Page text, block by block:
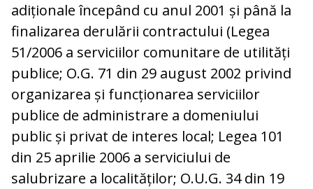
adiționale începând cu anul 2001 și până la
finalizarea derulării contractului (Legea
51/2006 a serviciilor comunitare de utilități
publice; O.G. 71 din 29 august 2002 privind
organizarea și funcționarea serviciilor
publice de administrare a domeniului
public și privat de interes local; Legea 101
din 25 aprilie 2006 a serviciului de
salubrizare a localităților; O.U.G. 34 din 19